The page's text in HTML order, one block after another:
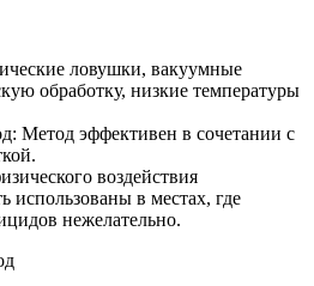
ловушки, вакуумные
обработку, низкие температуры
Метод эффективен в сочетании с
воздействия
использованы в местах, где
нежелательно.